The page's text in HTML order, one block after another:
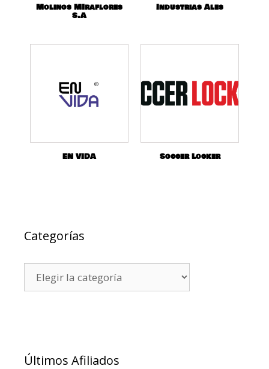
Molinos MIraflores
S.A
Industrias Ales
EN VIDA Soccer Locker
Categorías
Últimos Afiliados